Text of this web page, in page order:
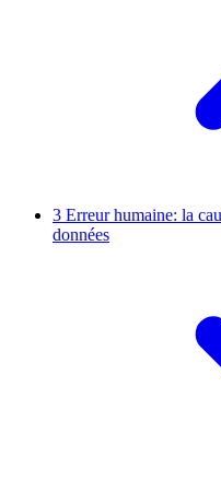
3 Erreur humaine: la
données